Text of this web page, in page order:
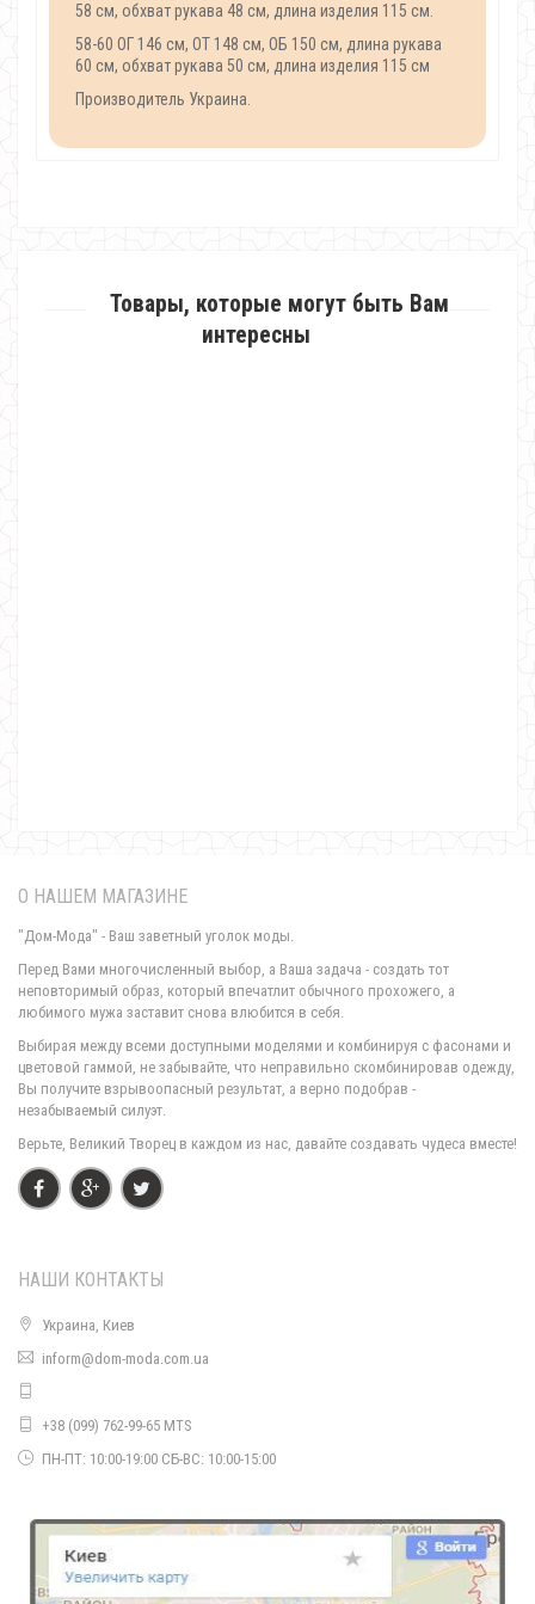
58 см, обхват рукава 48 см, длина изделия 115 см.
58-60 ОГ 146 см, ОТ 148 см, ОБ 150 см, длина рукава
60 см, обхват рукава 50 см, длина изделия 115 см
Производитель Украина.
Товары, которые могут быть Вам
интересны
610.00грн.
Женское молодежное платье со змейкой на спине
О НАШЕМ МАГАЗИНЕ
"Дом-Мода" - Ваш заветный уголок моды.
Перед Вами многочисленный выбор, а Ваша задача - создать тот
неповторимый образ, который впечатлит обычного прохожего, а
любимого мужа заставит снова влюбится в себя.
Выбирая между всеми доступными моделями и комбинируя с фасонами и
цветовой гаммой, не забывайте, что неправильно скомбинировав одежду,
Вы получите взрывоопасный результат, а верно подобрав -
незабываемый силуэт.
Верьте, Великий Творец в каждом из нас, давайте создавать чудеса вместе!
НАШИ КОНТАКТЫ
Украина, Киев
inform@dom-moda.com.ua
+38 (099) 762-99-65 MTS
ПН-ПТ: 10:00-19:00 СБ-ВС: 10:00-15:00